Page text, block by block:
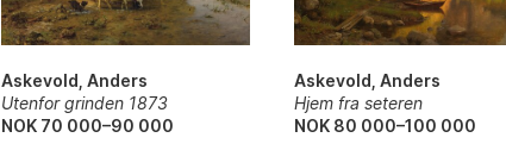
Askevold, Anders
Utenfor grinden 1873
NOK 70 000–90 000
Askevold, Anders
Hjem fra seteren
NOK 80 000–100 000